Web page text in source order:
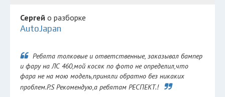
Сергей о разборке
AutoJapan
Ребята толковые и ответственные, заказывал бампер
и фару на ЛС 460,мой косяк по фото не определил,что
фара не на мою модель,приняли обратно без никаких
проблем.P.S Рекомендую,а ребятам РЕСПЕКТ.!